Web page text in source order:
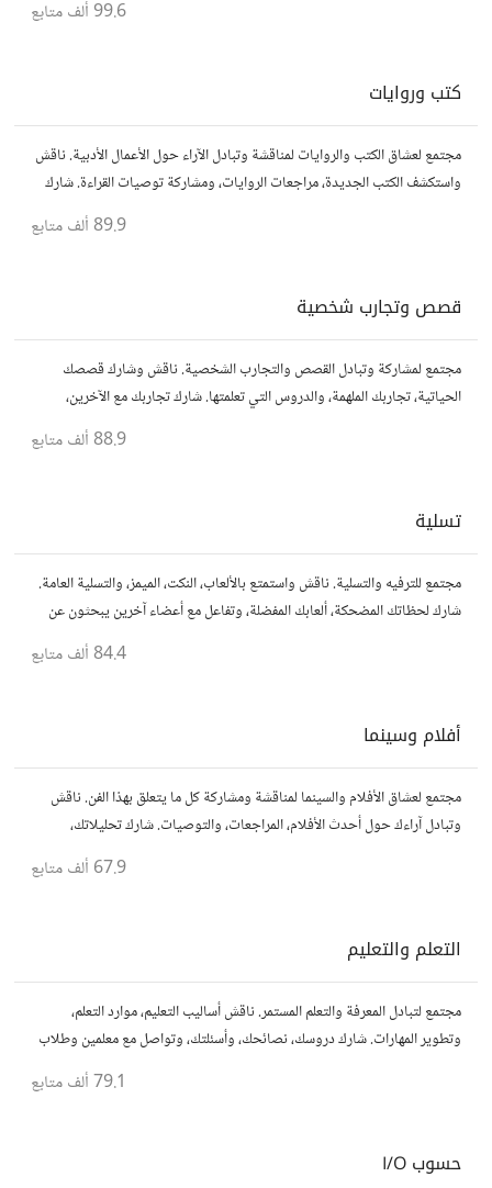
99.6 ألف متابع
كتب وروايات
مجتمع لعشاق الكتب والروايات لمناقشة وتبادل الآراء حول الأعمال الأدبية. ناقش
واستكشف الكتب الجديدة، مراجعات الروايات، ومشاركة توصيات القراءة. شارك
89.9 ألف متابع
قصص وتجارب شخصية
مجتمع لمشاركة وتبادل القصص والتجارب الشخصية. ناقش وشارك قصصك
الحياتية، تجاربك الملهمة، والدروس التي تعلمتها. شارك تجاربك مع الآخرين،
88.9 ألف متابع
تسلية
مجتمع للترفيه والتسلية. ناقش واستمتع بالألعاب، النكت، الميمز، والتسلية العامة.
شارك لحظاتك المضحكة، ألعابك المفضلة، وتفاعل مع أعضاء آخرين يبحثون عن
84.4 ألف متابع
أفلام وسينما
مجتمع لعشاق الأفلام والسينما لمناقشة ومشاركة كل ما يتعلق بهذا الفن. ناقش
وتبادل آراءك حول أحدث الأفلام، المراجعات، والتوصيات. شارك تحليلاتك،
قصصك، واستمتع بنقاشات حول الأفلام والمخرجين والسيناريوهات.
67.9 ألف متابع
التعلم والتعليم
مجتمع لتبادل المعرفة والتعلم المستمر. ناقش أساليب التعليم، موارد التعلم،
وتطوير المهارات. شارك دروسك، نصائحك، وأسئلتك، وتواصل مع معلمين وطلاب
79.1 ألف متابع
حسوب I/O